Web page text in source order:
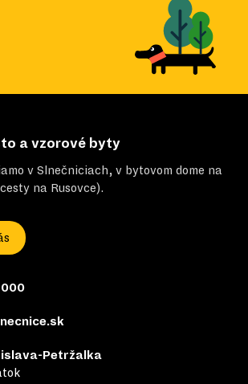
a vzorové byty
v Slnečniciach, v bytovom dome na
na Rusovce).
000
Petržalka